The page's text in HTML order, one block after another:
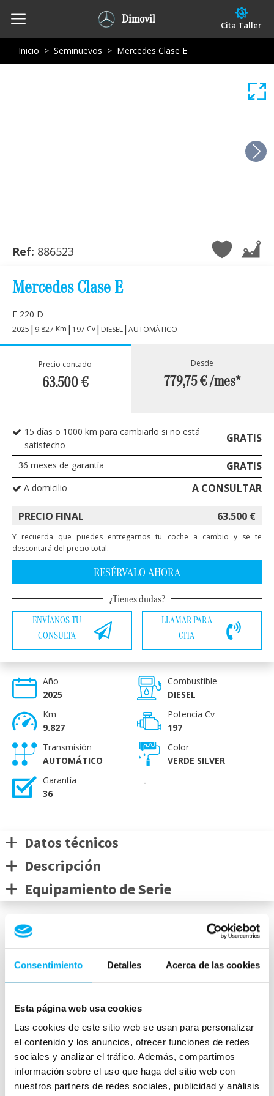
Consentimiento Detalles Acerca de las cookies
Esta página web usa cookies
Las cookies de este sitio web se usan para personalizar
el contenido y los anuncios, ofrecer funciones de redes
sociales y analizar el tráfico. Además, compartimos
información sobre el uso que haga del sitio web con
nuestros partners de redes sociales, publicidad y análisis
Dimovil Cita Taller
Inicio > Seminuevos > Mercedes Clase E
Ref: 886523
Mercedes Clase E
E 220 D
2025 | 9.827 Km | 197 Cv| DIESEL| AUTOMÁTICO
Precio contado
63.500€
Desde
779,75 €/mes*
15 días o 1000 km para cambiarlo si no está
satisfecho
GRATIS
36 meses de garantía GRATIS
A domicilio A CONSULTAR
PRECIO FINAL 63.500 €
Y recuerda que puedes entregarnos tu coche a cambio y se te
descontará del precio total.
RESÉRVALO AHORA
¿Tienes dudas?
ENVÍANOS TU
CONSULTA
LLAMAR PARA
CITA
Año
2025
Km
9.827
Combustible
DIESEL
Potencia Cv
197
Transmisión
AUTOMÁTICO
Garantía
36
Color
VERDE SILVER
-
Datos técnicos
Descripción
Equipamiento de Serie
Medidas del vehículo
1468
4949mm 1880mm
Peso:1900kg
Maletero: 540L